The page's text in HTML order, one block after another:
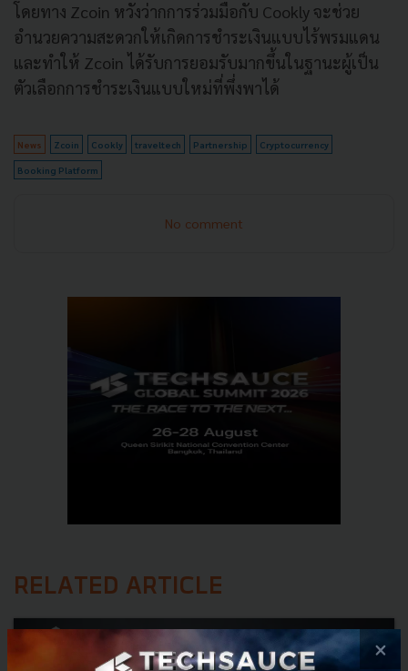
โดยทาง Zcoin หวังว่ากการร่วมมือกับ Cookly จะช่วย
อำนวยความสะดวกให้เกิดการชำระเงินแบบไร้พรมแดน
และทำให้ Zcoin ได้รับการยอมรับมากขึ้นในฐานะผู้เป็น
ตัวเลือกการชำระเงินแบบใหม่ที่พึ่งพาได้
News Zcoin Cookly traveltech Partnership Cryptocurrency
Booking Platform
No comment
RELATED ARTICLE
×